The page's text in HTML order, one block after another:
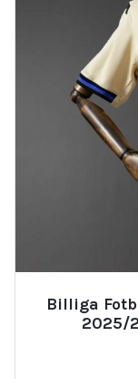
Billiga
2025/